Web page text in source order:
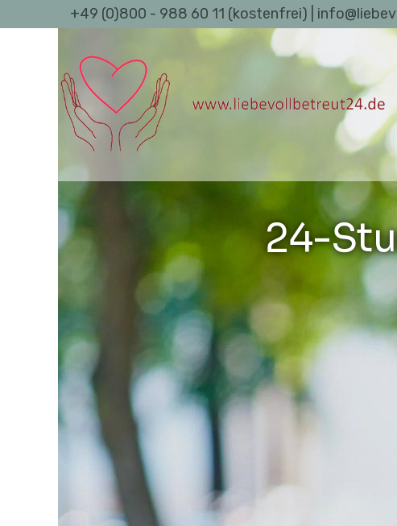
+49 (0)800 - 988 60 11 (kostenfrei) |
24-